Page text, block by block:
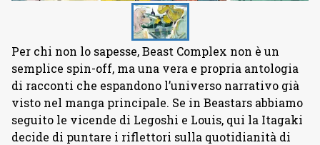
Per chi non lo sapesse, Beast Complex non è un
semplice spin-off, ma una vera e propria antologia
di racconti che espandono l’universo narrativo già
visto nel manga principale. Se in Beastars abbiamo
seguito le vicende di Legoshi e Louis, qui la Itagaki
decide di puntare i riflettori sulla quotidianità di